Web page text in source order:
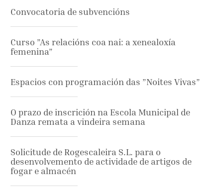
Convocatoria de subvencións
Curso ”As relacións coa nai: a xenealoxía
femenina”
Espacios con programación das ”Noites Vivas”
O prazo de inscrición na Escola Municipal de
Danza remata a vindeira semana
Solicitude de Rogescaleira S.L. para o
desenvolvemento de actividade de artigos de
fogar e almacén